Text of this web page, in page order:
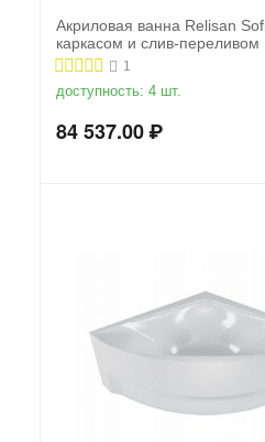
Акриловая ванна Relisan
каркасом и слив-переливом
1
доступность: 4 шт.
84 537.00₽